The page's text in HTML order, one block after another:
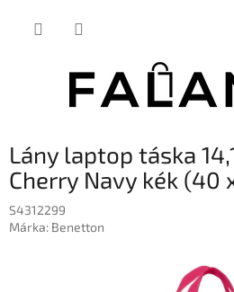
Lány laptop táska
Cherry Navy kék (40
S4312299
Márka: Benetton